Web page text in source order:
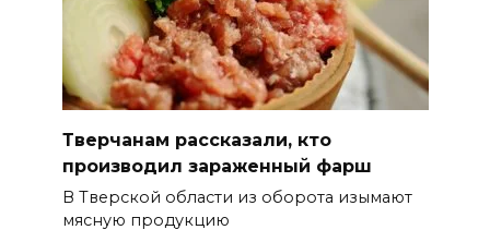
Тверчанам рассказали, кто
производил зараженный фарш
В Тверской области из оборота изымают
мясную продукцию